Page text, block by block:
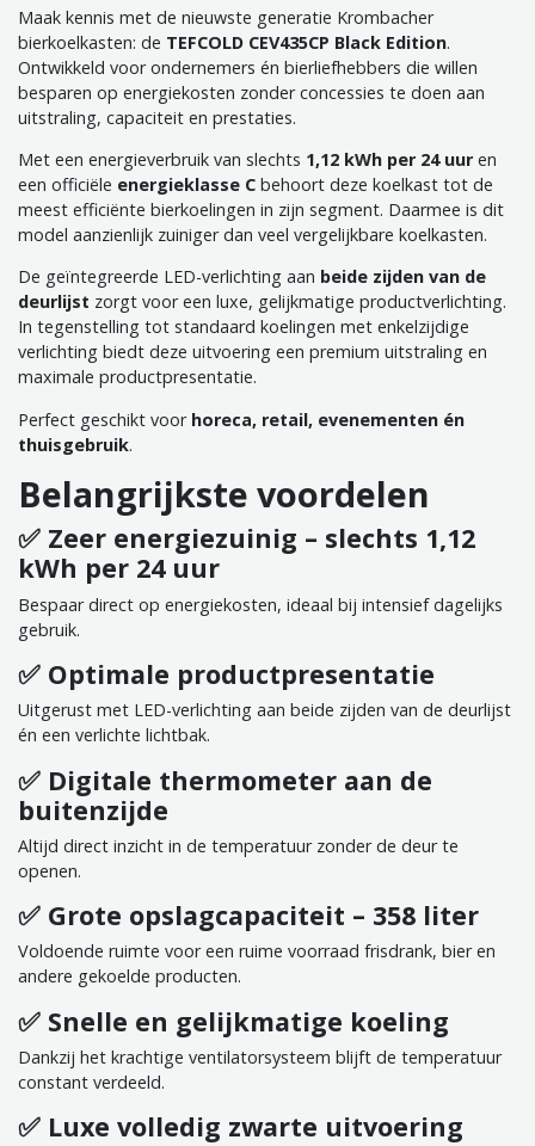
Maak kennis met de nieuwste generatie Krombacher
bierkoelkasten: de TEFCOLD CEV435CP Black Edition.
Ontwikkeld voor ondernemers én bierliefhebbers die willen
besparen op energiekosten zonder concessies te doen aan
uitstraling, capaciteit en prestaties.
Met een energieverbruik van slechts 1,12 kWh per 24 uur en
een officiële energieklasse C behoort deze koelkast tot de
meest efficiënte bierkoelingen in zijn segment. Daarmee is dit
model aanzienlijk zuiniger dan veel vergelijkbare koelkasten.
De geïntegreerde LED-verlichting aan beide zijden van de
deurlijst zorgt voor een luxe, gelijkmatige productverlichting.
In tegenstelling tot standaard koelingen met enkelzijdige
verlichting biedt deze uitvoering een premium uitstraling en
maximale productpresentatie.
Perfect geschikt voor horeca, retail, evenementen én
thuisgebruik.
Belangrijkste voordelen
✅ Zeer energiezuinig – slechts 1,12
kWh per 24 uur
Bespaar direct op energiekosten, ideaal bij intensief dagelijks
gebruik.
✅ Optimale productpresentatie
Uitgerust met LED-verlichting aan beide zijden van de deurlijst
én een verlichte lichtbak.
✅ Digitale thermometer aan de
buitenzijde
Altijd direct inzicht in de temperatuur zonder de deur te
openen.
✅ Grote opslagcapaciteit – 358 liter
Voldoende ruimte voor een ruime voorraad frisdrank, bier en
andere gekoelde producten.
✅ Snelle en gelijkmatige koeling
Dankzij het krachtige ventilatorsysteem blijft de temperatuur
constant verdeeld.
✅ Luxe volledig zwarte uitvoering